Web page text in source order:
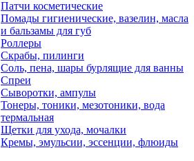
Патчи косметические
Помады гигиенические, вазелин, масла
и бальзамы для губ
Роллеры
Скрабы, пилинги
Соль, пена, шары бурлящие для ванны
Спреи
Сыворотки, ампулы
Тонеры, тоники, мезотоники, вода
термальная
Щетки для ухода, мочалки
Кремы, эмульсии, эссенции, флюиды